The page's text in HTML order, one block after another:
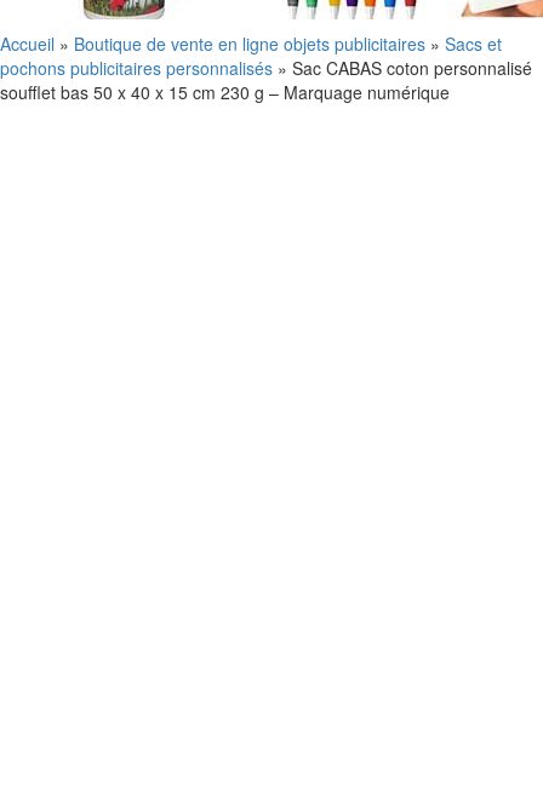
Accueil » Boutique de vente en ligne objets publicitaires » Sacs et
pochons publicitaires personnalisés » Sac CABAS coton personnalisé
soufflet bas 50 x 40 x 15 cm 230 g – Marquage numérique